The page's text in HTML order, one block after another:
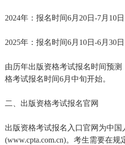
2024年：报名时间6月20日-7月10
2025年：报名时间6月10日-6月30
由历年出版资格考试报名时间预测
格考试报名时间6月中旬开始。
二、出版资格考试报名官网
出版资格考试报名入口官网为中国
(www.cpta.com.cn)。考生需要在